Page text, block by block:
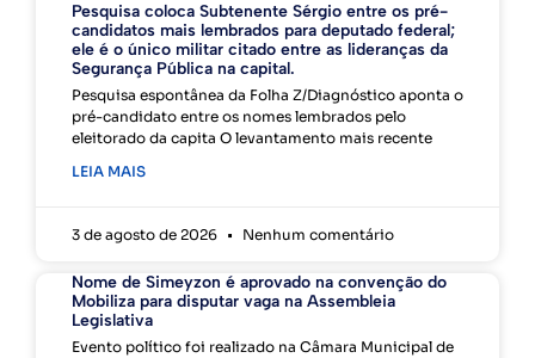
Pesquisa coloca Subtenente Sérgio entre os pré-
candidatos mais lembrados para deputado federal;
ele é o único militar citado entre as lideranças da
Segurança Pública na capital.
Pesquisa espontânea da Folha Z/Diagnóstico aponta o
pré-candidato entre os nomes lembrados pelo
eleitorado da capita O levantamento mais recente
LEIA MAIS
3 de agosto de 2026 Nenhum comentário
Nome de Simeyzon é aprovado na convenção do
Mobiliza para disputar vaga na Assembleia
Legislativa
Evento político foi realizado na Câmara Municipal de